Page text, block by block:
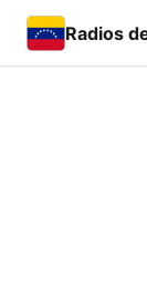
Radios